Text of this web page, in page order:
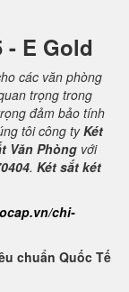
- E Gold
các văn phòng
trọng trong
đảm bảo tính
tôi công tyKét
Văn Phòng với
. Két sắt két
chi-
chuẩn Quốc Tế